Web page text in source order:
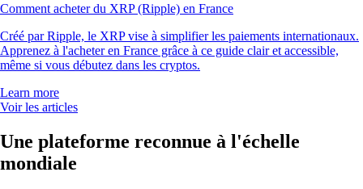
Comment acheter du XRP (Ripple) en France
Créé par Ripple, le XRP vise à simplifier les paiements internationaux.
Apprenez à l'acheter en France grâce à ce guide clair et accessible,
même si vous débutez dans les cryptos.
Learn more
Voir les articles
Une plateforme reconnue à l'échelle
mondiale